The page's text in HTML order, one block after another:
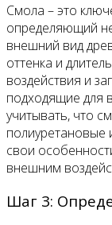
Смола – это
определяющий
внешний вид
оттенка и
воздействия и
подходящие для
учитывать, что
полиуретановые
свои
внешним
Шаг 3: